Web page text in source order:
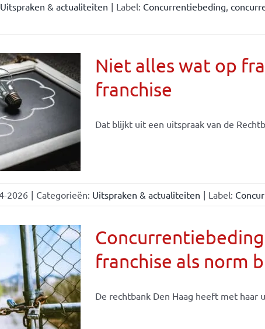
Uitspraken & actualiteiten | Label: Concurrentiebeding,
Niet alles wat op
franchise
Dat blijkt uit een uitspraak van de
2026 | Categorieën: Uitspraken & actualiteiten | Label:
franchise als norm
De rechtbank Den Haag heeft met haar